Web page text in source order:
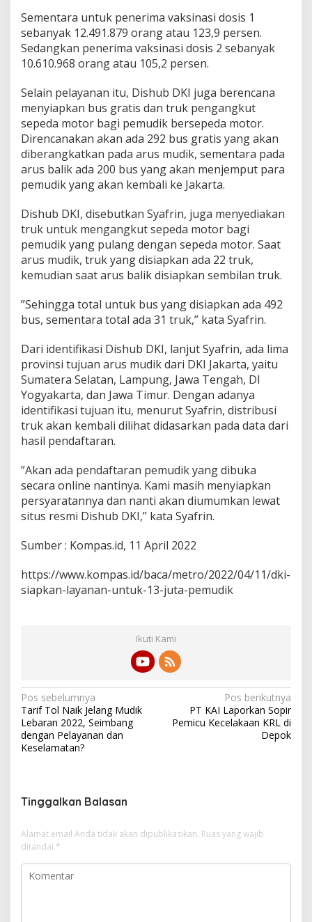
Sementara untuk penerima vaksinasi dosis 1
sebanyak 12.491.879 orang atau 123,9 persen.
Sedangkan penerima vaksinasi dosis 2 sebanyak
10.610.968 orang atau 105,2 persen.
Selain pelayanan itu, Dishub DKI juga berencana
menyiapkan bus gratis dan truk pengangkut
sepeda motor bagi pemudik bersepeda motor.
Direncanakan akan ada 292 bus gratis yang akan
diberangkatkan pada arus mudik, sementara pada
arus balik ada 200 bus yang akan menjemput para
pemudik yang akan kembali ke Jakarta.
Dishub DKI, disebutkan Syafrin, juga menyediakan
truk untuk mengangkut sepeda motor bagi
pemudik yang pulang dengan sepeda motor. Saat
arus mudik, truk yang disiapkan ada 22 truk,
kemudian saat arus balik disiapkan sembilan truk.
”Sehingga total untuk bus yang disiapkan ada 492
bus, sementara total ada 31 truk,” kata Syafrin.
Dari identifikasi Dishub DKI, lanjut Syafrin, ada lima
provinsi tujuan arus mudik dari DKI Jakarta, yaitu
Sumatera Selatan, Lampung, Jawa Tengah, DI
Yogyakarta, dan Jawa Timur. Dengan adanya
identifikasi tujuan itu, menurut Syafrin, distribusi
truk akan kembali dilihat didasarkan pada data dari
hasil pendaftaran.
”Akan ada pendaftaran pemudik yang dibuka
secara online nantinya. Kami masih menyiapkan
persyaratannya dan nanti akan diumumkan lewat
situs resmi Dishub DKI,” kata Syafrin.
Sumber : Kompas.id, 11 April 2022
https://www.kompas.id/baca/metro/2022/04/11/dki-
siapkan-layanan-untuk-13-juta-pemudik
Ikuti Kami
N
a
v
i
a
i
p
o
Pos sebelumnya
Tarif Tol Naik Jelang Mudik
Lebaran 2022, Seimbang
dengan Pelayanan dan
Keselamatan?
Pos berikutnya
PT KAI Laporkan Sopir
Pemicu Kecelakaan KRL di
Depok
Tinggalkan Balasan
Alamat email Anda tidak akan dipublikasikan. Ruas yang wajib
ditandai *